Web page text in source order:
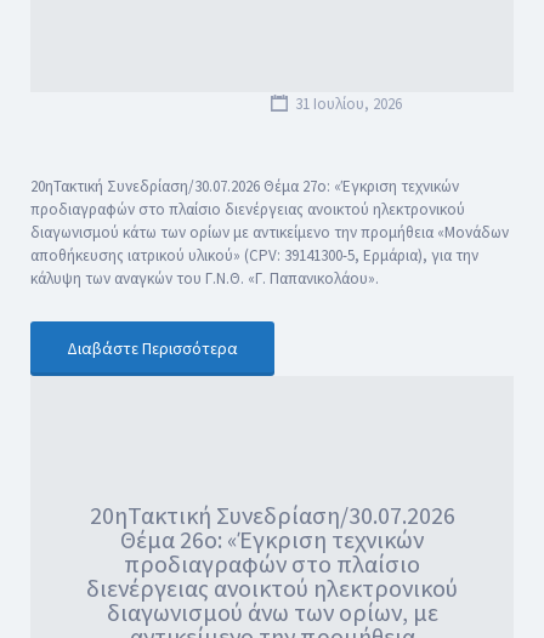
31 Ιουλίου, 2026
20ηΤακτική Συνεδρίαση/30.07.2026 Θέμα 27ο: «Έγκριση τεχνικών
προδιαγραφών στο πλαίσιο διενέργειας ανοικτού ηλεκτρονικού
διαγωνισμού κάτω των ορίων με αντικείμενο την προμήθεια «Μονάδων
αποθήκευσης ιατρικού υλικού» (CPV: 39141300-5, Ερμάρια), για την
κάλυψη των αναγκών του Γ.Ν.Θ. «Γ. Παπανικολάου».
Διαβάστε Περισσότερα
20ηΤακτική Συνεδρίαση/30.07.2026
Θέμα 26ο: «Έγκριση τεχνικών
προδιαγραφών στο πλαίσιο
διενέργειας ανοικτού ηλεκτρονικού
διαγωνισμού άνω των ορίων, με